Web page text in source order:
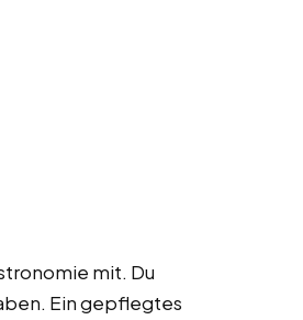
mit. Du
Ein gepflegtes